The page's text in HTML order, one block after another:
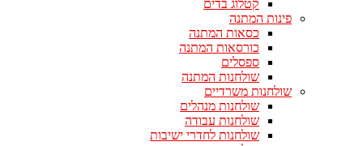
קטלוג בדים
פינות המתנה
כסאות המתנה
כורסאות המתנה
ספסלים
שולחנות המתנה
שולחנות משרדיים
שולחנות מנהלים
שולחנות עבודה
שולחנות לחדרי ישיבות